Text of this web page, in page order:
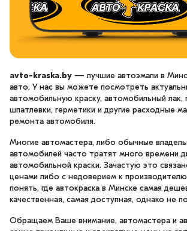
avto-kraska.by — лучшие автоэмали в
авто. У нас вы можете посмотреть
автомобильную краску, автомобильный лак,
шпатлевки, герметики и другие расходные
ремонта автомобиля.
Многие автомастера, либо обычные
автомобилей часто тратят много времени
автомобильной краски. Зачастую это
ценами либо с недоверием к
понять, где автокраска в Минске самая
качественная, самая доступная, однако не
Обращаем Ваше внимание, автомастера и